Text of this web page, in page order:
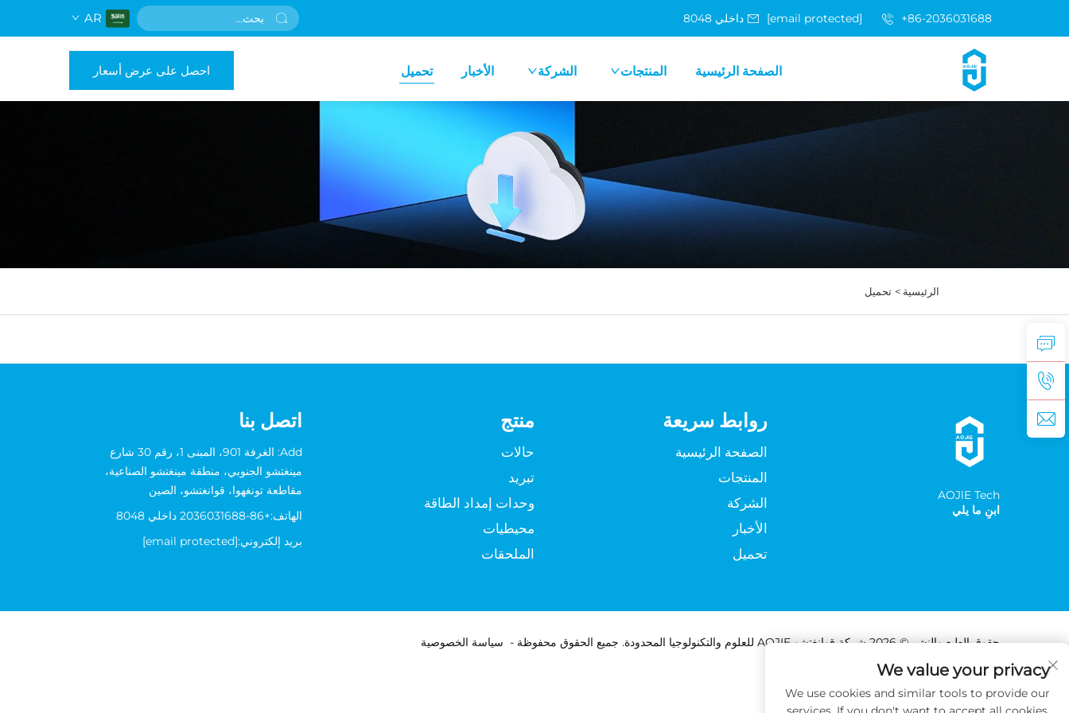
[email protected] +86-2036031688 داخلي 8048 AR
الصفحة الرئيسية المنتجات الشركة الأخبار تحميل احصل على عرض أسعار
الرئيسية > تحميل
AOJlE Tech
ابنِ ما يلي
روابط سريعة
الصفحة الرئيسية
المنتجات
الشركة
الأخبار
تحميل
منتج
حالات
تبريد
وحدات إمداد الطاقة
محيطيات
الملحقات
اتصل بنا
Add: الغرفة 901، المبنى 1، رقم 30 شارع
مينغتشو الجنوبي، منطقة مينغتشو الصناعية،
مقاطعة تونغهوا، قوانغتشو، الصين
الهاتف:+86-2036031688 داخلي 8048
بريد إلكتروني:[email protected]
حقوق الطبع والنشر © 2026 شركة قوانغتشو AOJIE للعلوم والتكنولوجيا المحدودة. جميع الحقوق محفوظة - سياسة الخصوصية
We value your privacy
We use cookies and similar tools to provide our